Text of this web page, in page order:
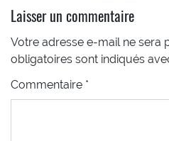
Laisser un commentaire
Votre adresse e-mail ne sera
obligatoires sont indiqués
Commentaire *